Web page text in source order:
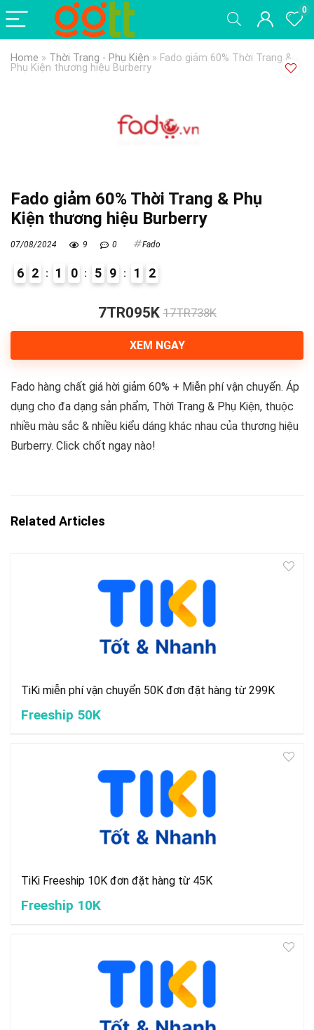
0
Home » Thời Trang - Phụ Kiện » Fado giảm 60% Thời Trang &
Phụ Kiện thương hiệu Burberry
Fado giảm 60% Thời Trang & Phụ
Kiện thương hiệu Burberry
07/08/2024 9 0 Fado
6 2 1 0 5 9 1 1
2
7TR095K 17TR738K
XEM NGAY
Fado hàng chất giá hời giảm 60% + Miễn phí vận chuyển. Áp
dụng cho đa dạng sản phẩm, Thời Trang & Phụ Kiện, thuộc
nhiều màu sắc & nhiều kiểu dáng khác nhau của thương hiệu
Burberry. Click chốt ngay nào!
Related Articles
TiKi miễn phí vận chuyển 50K đơn đặt hàng từ 299K
Freeship 50K
TiKi Freeship 10K đơn đặt hàng từ 45K
Freeship 10K